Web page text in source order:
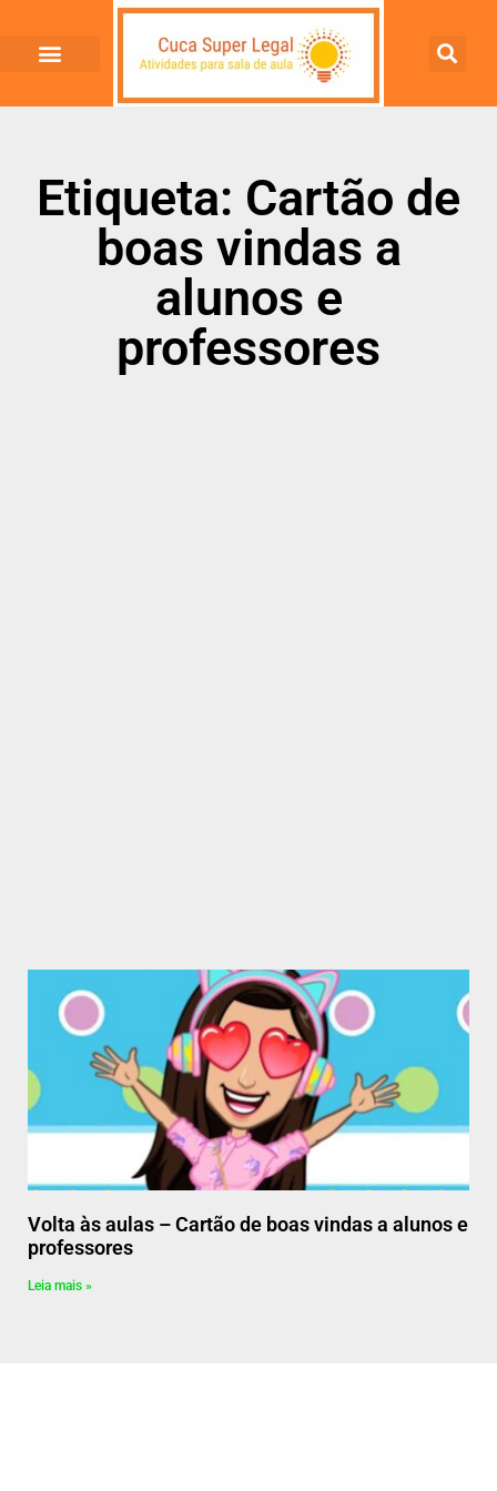
Etiqueta: Cartão de
boas vindas a
alunos e
professores
Volta às aulas – Cartão de boas vindas a alunos e
professores
Leia mais »